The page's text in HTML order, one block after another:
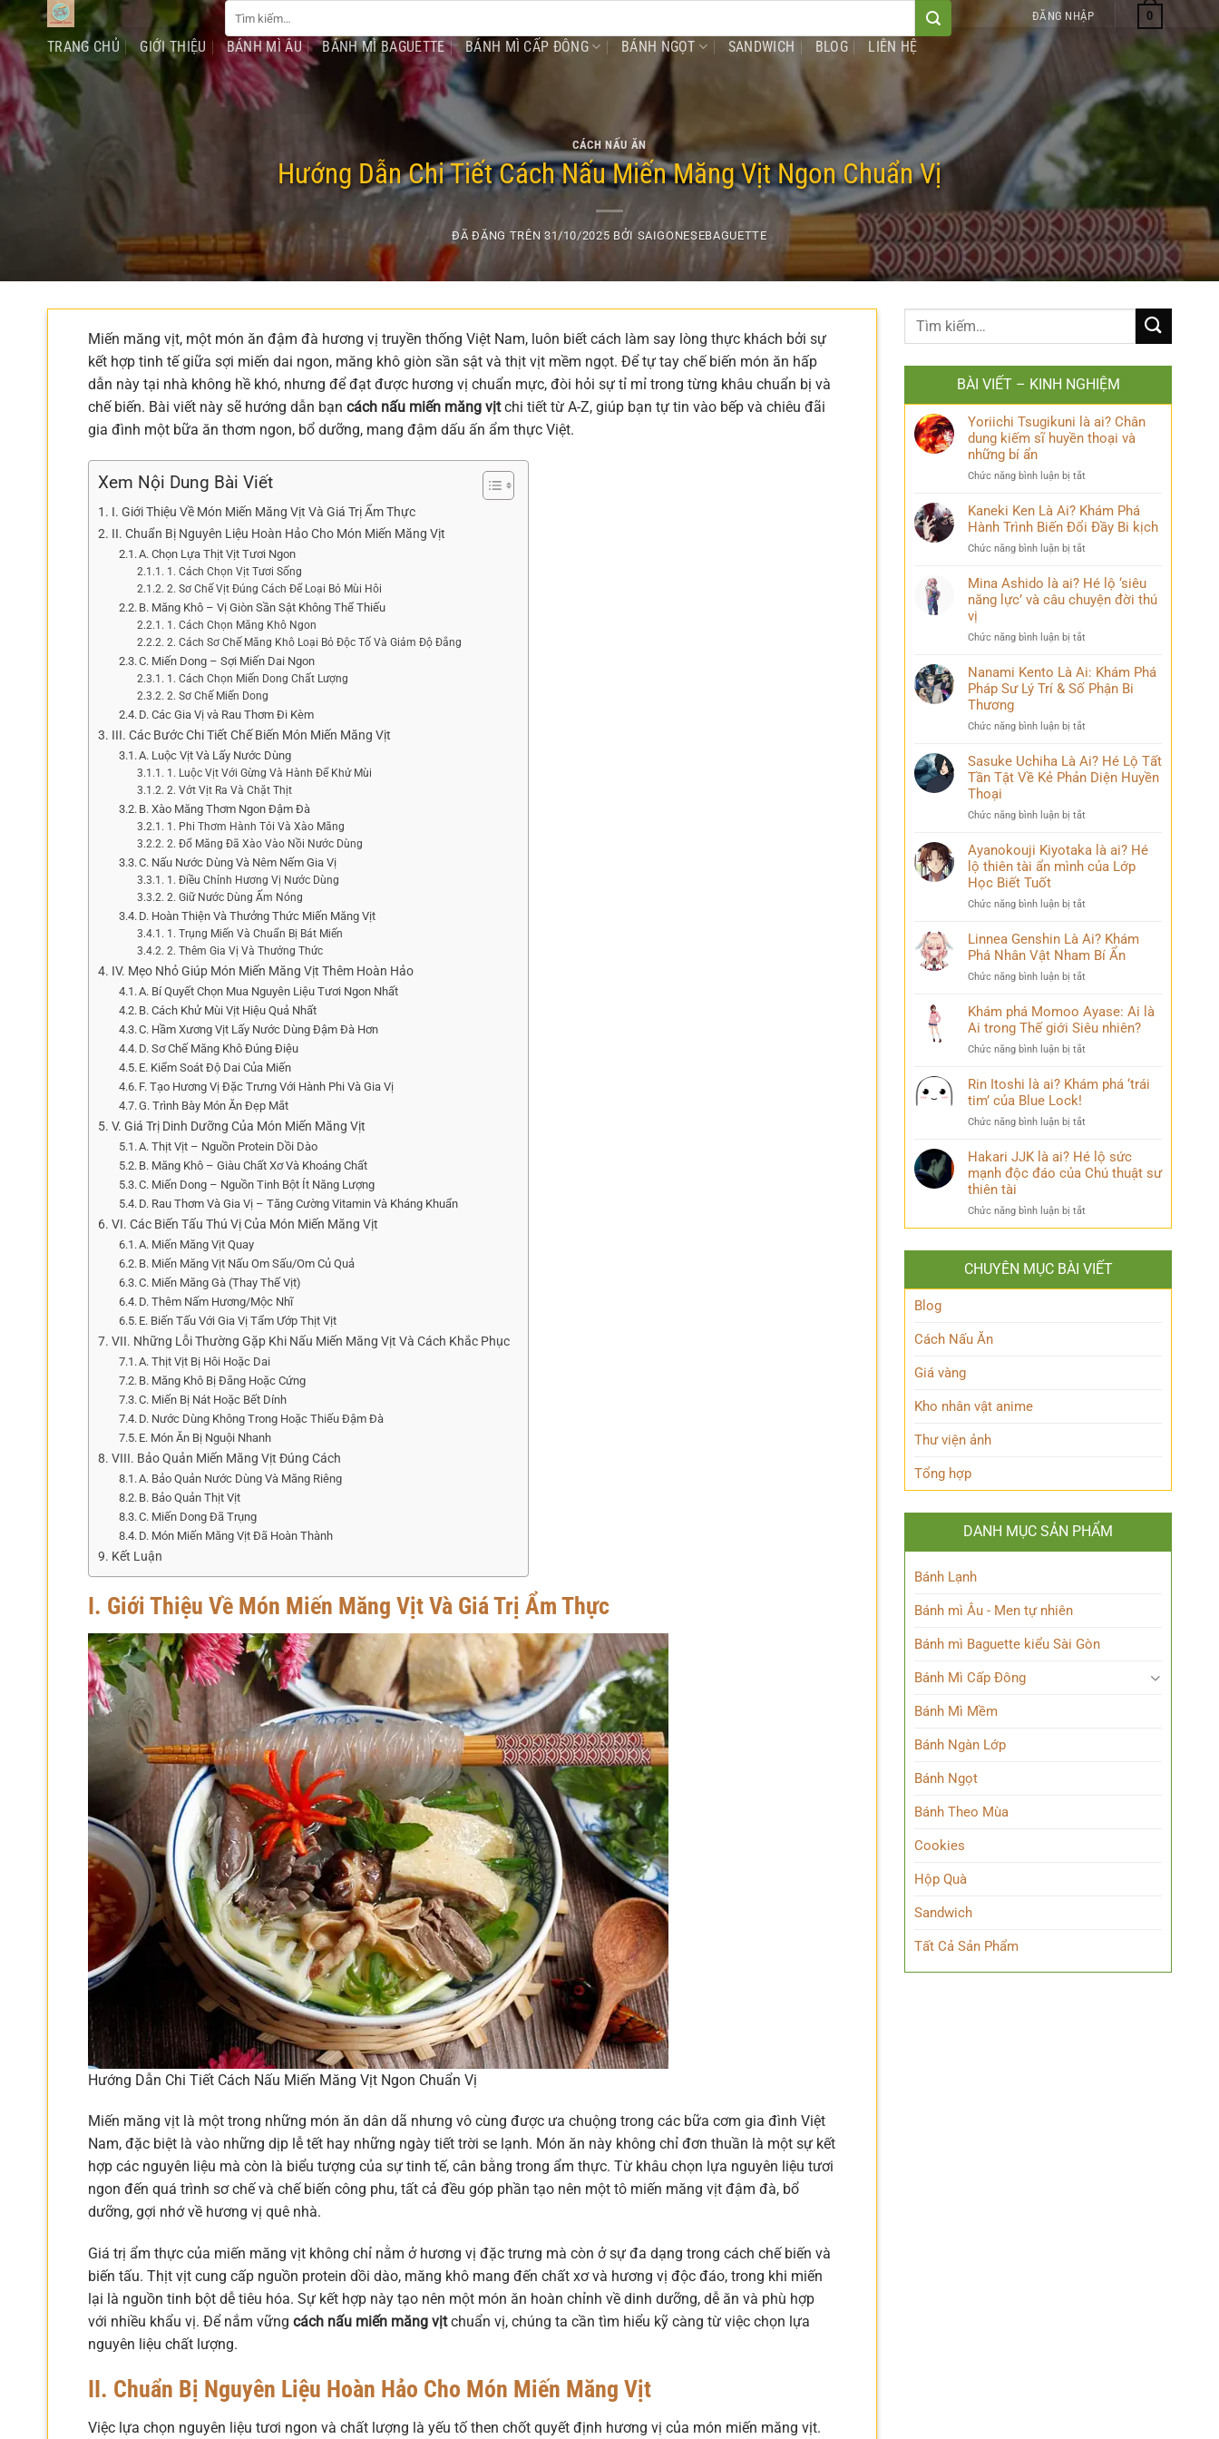
Chuyển
đến
nội
dung
kiếm:
ĐĂNG NHẬP 0
TRANG CHỦ GIỚI THIỆU BÁNH MÌ ÂU BÁNH MÌ BAGUETTE BÁNH MÌ CẤP ĐÔNG BÁNH NGỌT SANDWICH BLOG LIÊN HỆ
CÁCH NẤU ĂN
Hướng Dẫn Chi Tiết Cách Nấu Miến Măng Vịt Ngon Chuẩn Vị
ĐÃ ĐĂNG TRÊN 31/10/2025 BỞI SAIGONESEBAGUETTE
Miến măng vịt, một món ăn đậm đà hương vị truyền thống Việt Nam, luôn biết cách làm say lòng thực khách bởi sự
kết hợp tinh tế giữa sợi miến dai ngon, măng khô giòn sần sật và thịt vịt mềm ngọt. Để tự tay chế biến món ăn hấp
dẫn này tại nhà không hề khó, nhưng để đạt được hương vị chuẩn mực, đòi hỏi sự tỉ mỉ trong từng khâu chuẩn bị và
chế biến. Bài viết này sẽ hướng dẫn bạn cách nấu miến măng vịtchi tiết từ A-Z, giúp bạn tự tin vào bếp và chiêu đãi
gia đình một bữa ăn thơm ngon, bổ dưỡng, mang đậm dấu ấn ẩm thực Việt.
Xem Nội Dung Bài Viết
I. Giới Thiệu Về Món Miến Măng Vịt Và Giá Trị Ẩm Thực
II. Chuẩn Bị Nguyên Liệu Hoàn Hảo Cho Món Miến Măng Vịt
A. Chọn Lựa Thịt Vịt Tươi Ngon
1. Cách Chọn Vịt Tươi Sống
2. Sơ Chế Vịt Đúng Cách Để Loại Bỏ Mùi Hôi
B. Măng Khô – Vị Giòn Sần Sật Không Thể Thiếu
1. Cách Chọn Măng Khô Ngon
2. Cách Sơ Chế Măng Khô Loại Bỏ Độc Tố Và Giảm Độ Đắng
C. Miến Dong – Sợi Miến Dai Ngon
1. Cách Chọn Miến Dong Chất Lượng
2. Sơ Chế Miến Dong
D. Các Gia Vị và Rau Thơm Đi Kèm
III. Các Bước Chi Tiết Chế Biến Món Miến Măng Vịt
A. Luộc Vịt Và Lấy Nước Dùng
1. Luộc Vịt Với Gừng Và Hành Để Khử Mùi
2. Vớt Vịt Ra Và Chặt Thịt
B. Xào Măng Thơm Ngon Đậm Đà
1. Phi Thơm Hành Tỏi Và Xào Măng
2. Đổ Măng Đã Xào Vào Nồi Nước Dùng
C. Nấu Nước Dùng Và Nêm Nếm Gia Vị
1. Điều Chỉnh Hương Vị Nước Dùng
2. Giữ Nước Dùng Ấm Nóng
D. Hoàn Thiện Và Thưởng Thức Miến Măng Vịt
1. Trụng Miến Và Chuẩn Bị Bát Miến
2. Thêm Gia Vị Và Thưởng Thức
IV. Mẹo Nhỏ Giúp Món Miến Măng Vịt Thêm Hoàn Hảo
A. Bí Quyết Chọn Mua Nguyên Liệu Tươi Ngon Nhất
B. Cách Khử Mùi Vịt Hiệu Quả Nhất
C. Hầm Xương Vịt Lấy Nước Dùng Đậm Đà Hơn
D. Sơ Chế Măng Khô Đúng Điệu
E. Kiểm Soát Độ Dai Của Miến
F. Tạo Hương Vị Đặc Trưng Với Hành Phi Và Gia Vị
G. Trình Bày Món Ăn Đẹp Mắt
V. Giá Trị Dinh Dưỡng Của Món Miến Măng Vịt
A. Thịt Vịt – Nguồn Protein Dồi Dào
B. Măng Khô – Giàu Chất Xơ Và Khoáng Chất
C. Miến Dong – Nguồn Tinh Bột Ít Năng Lượng
D. Rau Thơm Và Gia Vị – Tăng Cường Vitamin Và Kháng Khuẩn
VI. Các Biến Tấu Thú Vị Của Món Miến Măng Vịt
A. Miến Măng Vịt Quay
B. Miến Măng Vịt Nấu Om Sấu/Om Củ Quả
C. Miến Măng Gà (Thay Thế Vịt)
D. Thêm Nấm Hương/Mộc Nhĩ
E. Biến Tấu Với Gia Vị Tẩm Ướp Thịt Vịt
VII. Những Lỗi Thường Gặp Khi Nấu Miến Măng Vịt Và Cách Khắc Phục
A. Thịt Vịt Bị Hôi Hoặc Dai
B. Măng Khô Bị Đắng Hoặc Cứng
C. Miến Bị Nát Hoặc Bết Dính
D. Nước Dùng Không Trong Hoặc Thiếu Đậm Đà
E. Món Ăn Bị Nguội Nhanh
VIII. Bảo Quản Miến Măng Vịt Đúng Cách
A. Bảo Quản Nước Dùng Và Măng Riêng
B. Bảo Quản Thịt Vịt
C. Miến Dong Đã Trụng
D. Món Miến Măng Vịt Đã Hoàn Thành
Kết Luận
I. Giới Thiệu Về Món Miến Măng Vịt Và Giá Trị Ẩm Thực
Hướng Dẫn Chi Tiết Cách Nấu Miến Măng Vịt Ngon Chuẩn Vị
Miến măng vịt là một trong những món ăn dân dã nhưng vô cùng được ưa chuộng trong các bữa cơm gia đình Việt
Nam, đặc biệt là vào những dịp lễ tết hay những ngày tiết trời se lạnh. Món ăn này không chỉ đơn thuần là một sự kết
hợp các nguyên liệu mà còn là biểu tượng của sự tinh tế, cân bằng trong ẩm thực. Từ khâu chọn lựa nguyên liệu tươi
ngon đến quá trình sơ chế và chế biến công phu, tất cả đều góp phần tạo nên một tô miến măng vịt đậm đà, bổ
dưỡng, gợi nhớ về hương vị quê nhà.
Giá trị ẩm thực của miến măng vịt không chỉ nằm ở hương vị đặc trưng mà còn ở sự đa dạng trong cách chế biến và
biến tấu. Thịt vịt cung cấp nguồn protein dồi dào, măng khô mang đến chất xơ và hương vị độc đáo, trong khi miến
lại là nguồn tinh bột dễ tiêu hóa. Sự kết hợp này tạo nên một món ăn hoàn chỉnh về dinh dưỡng, dễ ăn và phù hợp
với nhiều khẩu vị. Để nắm vững cách nấu miến măng vịtchuẩn vị, chúng ta cần tìm hiểu kỹ càng từ việc chọn lựa
nguyên liệu chất lượng.
II. Chuẩn Bị Nguyên Liệu Hoàn Hảo Cho Món Miến Măng Vịt
Việc lựa chọn nguyên liệu tươi ngon và chất lượng là yếu tố then chốt quyết định hương vị của món miến măng vịt.
BÀI VIẾT – KINH NGHIỆM
Yoriichi Tsugikuni là ai? Chân
dung kiếm sĩ huyền thoại và
những bí ẩn
Chức năng bình luận bị tắt
Tsugikuni
là
Chân
kiếm
sĩ
và
bí
ẩn
Kaneki Ken Là Ai? Khám Phá
Hành Trình Biến Đổi Đầy Bi kịch
Chức năng bình luận bị tắt
Ken
Ai?
Phá
Trình
Biến
Bi
Mina Ashido là ai? Hé lộ ‘siêu
năng lực’ và câu chuyện đời thú
vị
Chức năng bình luận bị tắt
Ashido
là
lộ
năng
lực’
chuyện
thú
vị
Nanami Kento Là Ai: Khám Phá
Pháp Sư Lý Trí & Số Phận Bi
Thương
Chức năng bình luận bị tắt
Kento
Là
Phá
Sư
Lý
Số
Bi
Thương
Sasuke Uchiha Là Ai? Hé Lộ Tất
Tần Tật Về Kẻ Phản Diện Huyền
Thoại
Chức năng bình luận bị tắt
Uchiha
Lộ
Tần
Tật
Kẻ
Diện
Huyền
Ayanokouji Kiyotaka là ai? Hé
lộ thiên tài ẩn mình của Lớp
Học Biết Tuốt
Chức năng bình luận bị tắt
Kiyotaka
Hé
thiên
tài
Lớp
Linnea Genshin Là Ai? Khám
Phá Nhân Vật Nham Bí Ẩn
Chức năng bình luận bị tắt
Genshin
Là
Khám
Nhân
Khám phá Momoo Ayase: Ai là
Ai trong Thế giới Siêu nhiên?
Chức năng bình luận bị tắt
phá
Momoo
Ai
Ai
trong
Siêu
Rin Itoshi là ai? Khám phá ‘trái
tim’ của Blue Lock!
Chức năng bình luận bị tắt
Itoshi
là
phá
‘trái
của
Blue
Lock!
Hakari JJK là ai? Hé lộ sức
mạnh độc đáo của Chú thuật sư
thiên tài
Chức năng bình luận bị tắt
Hakari
ai?
Hé
CHUYÊN MỤC BÀI VIẾT
Blog
Cách Nấu Ăn
Giá vàng
Kho nhân vật anime
Thư viện ảnh
Tổng hợp
DANH MỤC SẢN PHẨM
Bánh Lạnh
Bánh mì Âu - Men tự nhiên
Bánh mì Baguette kiểu Sài Gòn
Bánh Mì Cấp Đông
Bánh Mì Mềm
Bánh Ngàn Lớp
Bánh Ngọt
Bánh Theo Mùa
Cookies
Hộp Quà
Sandwich
Tất Cả Sản Phẩm